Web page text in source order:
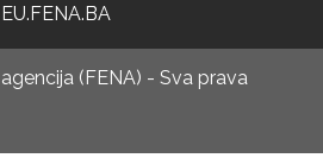
EU.FENA.BA
(FENA) - Sva prava